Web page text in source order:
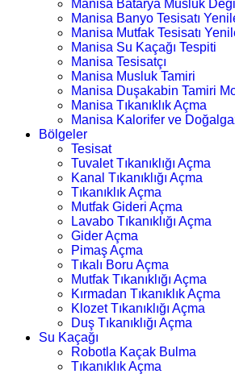
Manisa Batarya Musluk
Manisa Banyo Tesisatı
Manisa Mutfak Tesisatı
Manisa Su Kaçağı Tespiti
Manisa Tesisatçı
Manisa Musluk Tamiri
Manisa Duşakabin Tamiri
Manisa Tıkanıklık Açma
Manisa Kalorifer ve
Bölgeler
Tesisat
Tuvalet Tıkanıklığı Açma
Kanal Tıkanıklığı Açma
Tıkanıklık Açma
Mutfak Gideri Açma
Lavabo Tıkanıklığı Açma
Gider Açma
Pimaş Açma
Tıkalı Boru Açma
Mutfak Tıkanıklığı Açma
Kırmadan Tıkanıklık Açma
Klozet Tıkanıklığı Açma
Duş Tıkanıklığı Açma
Su Kaçağı
Robotla Kaçak Bulma
Tıkanıklık Açma